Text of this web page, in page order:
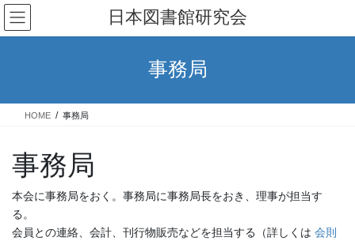
コ
ン
テ
ス
ナ
ビ
ゲ
ン
日本図書館研究会
事務局
HOME 事務局
事務局
本会に事務局をおく。事務局に事務局長をおき、理事が担当す
る。
会員との連絡、会計、刊行物販売などを担当する（詳しくは 会則